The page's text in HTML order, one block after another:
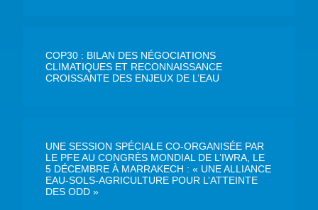
COP30 : BILAN DES NÉGOCIATIONS
CLIMATIQUES ET RECONNAISSANCE
CROISSANTE DES ENJEUX DE L’EAU
UNE SESSION SPÉCIALE CO-ORGANISÉE PAR
LE PFE AU CONGRÈS MONDIAL DE L’IWRA, LE
5 DÉCEMBRE À MARRAKECH : « UNE ALLIANCE
EAU-SOLS-AGRICULTURE POUR L’ATTEINTE
DES ODD »